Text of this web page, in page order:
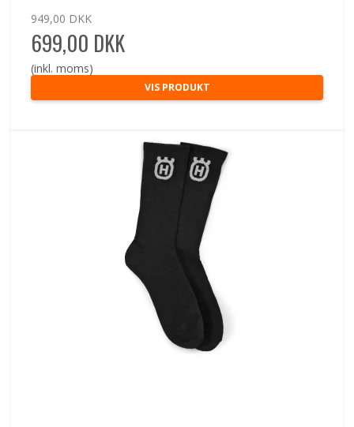
949,00 DKK
699,00 DKK
(inkl. moms)
VIS PRODUKT